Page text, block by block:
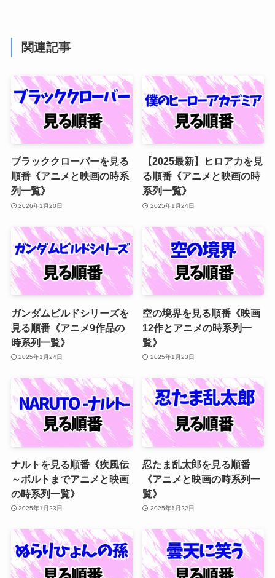
関連記事
ブラッククローバーを見る
順番《アニメと映画の時系
列一覧》
2026年1月20日
【2025最新】ヒロアカを見
る順番《アニメと映画の時
系列一覧》
2025年1月24日
ガンダムビルドシリーズを
見る順番《アニメ9作品の
時系列一覧》
2025年1月24日
空の境界を見る順番《映画
12作とアニメの時系列一
覧》
2025年1月23日
ナルトを見る順番《疾風伝
～ボルトまでアニメと映画
の時系列一覧》
2025年1月23日
忍たま乱太郎を見る順番
《アニメと映画の時系列一
覧》
2025年1月22日